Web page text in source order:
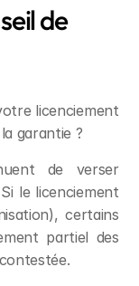
de
licenciement
garantie ?
de verser
le licenciement
certains
partiel des